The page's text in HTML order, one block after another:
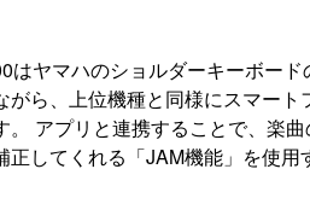
はヤマハのショルダーキーボー
がら、上位機種と同様にスマー
。 アプリと連携することで、楽
正してくれる「JAM機能」を使用